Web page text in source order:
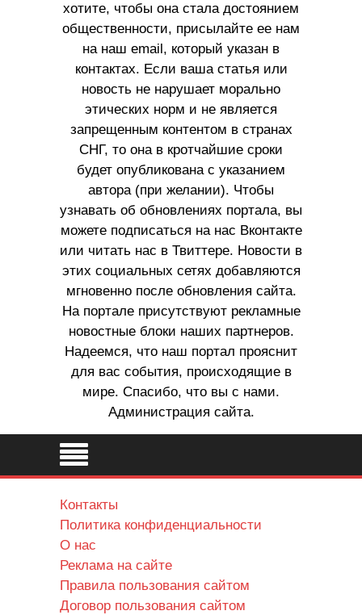
хотите, чтобы она стала достоянием
общественности, присылайте ее нам
на наш email, который указан в
контактах. Если ваша статья или
новость не нарушает морально
этических норм и не является
запрещенным контентом в странах
СНГ, то она в кротчайшие сроки
будет опубликована с указанием
автора (при желании). Чтобы
узнавать об обновлениях портала, вы
можете подписаться на нас Вконтакте
или читать нас в Твиттере. Новости в
этих социальных сетях добавляются
мгновенно после обновления сайта.
На портале присутствуют рекламные
новостные блоки наших партнеров.
Надеемся, что наш портал прояснит
для вас события, происходящие в
мире. Спасибо, что вы с нами.
Администрация сайта.
Контакты
Политика конфиденциальности
О нас
Реклама на сайте
Правила пользования сайтом
Договор пользования сайтом